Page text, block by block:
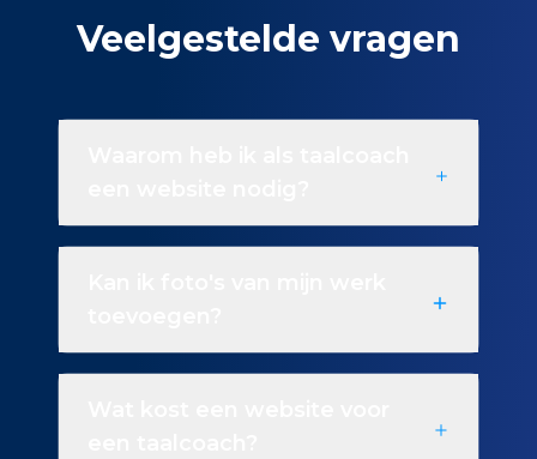
Veelgestelde vragen